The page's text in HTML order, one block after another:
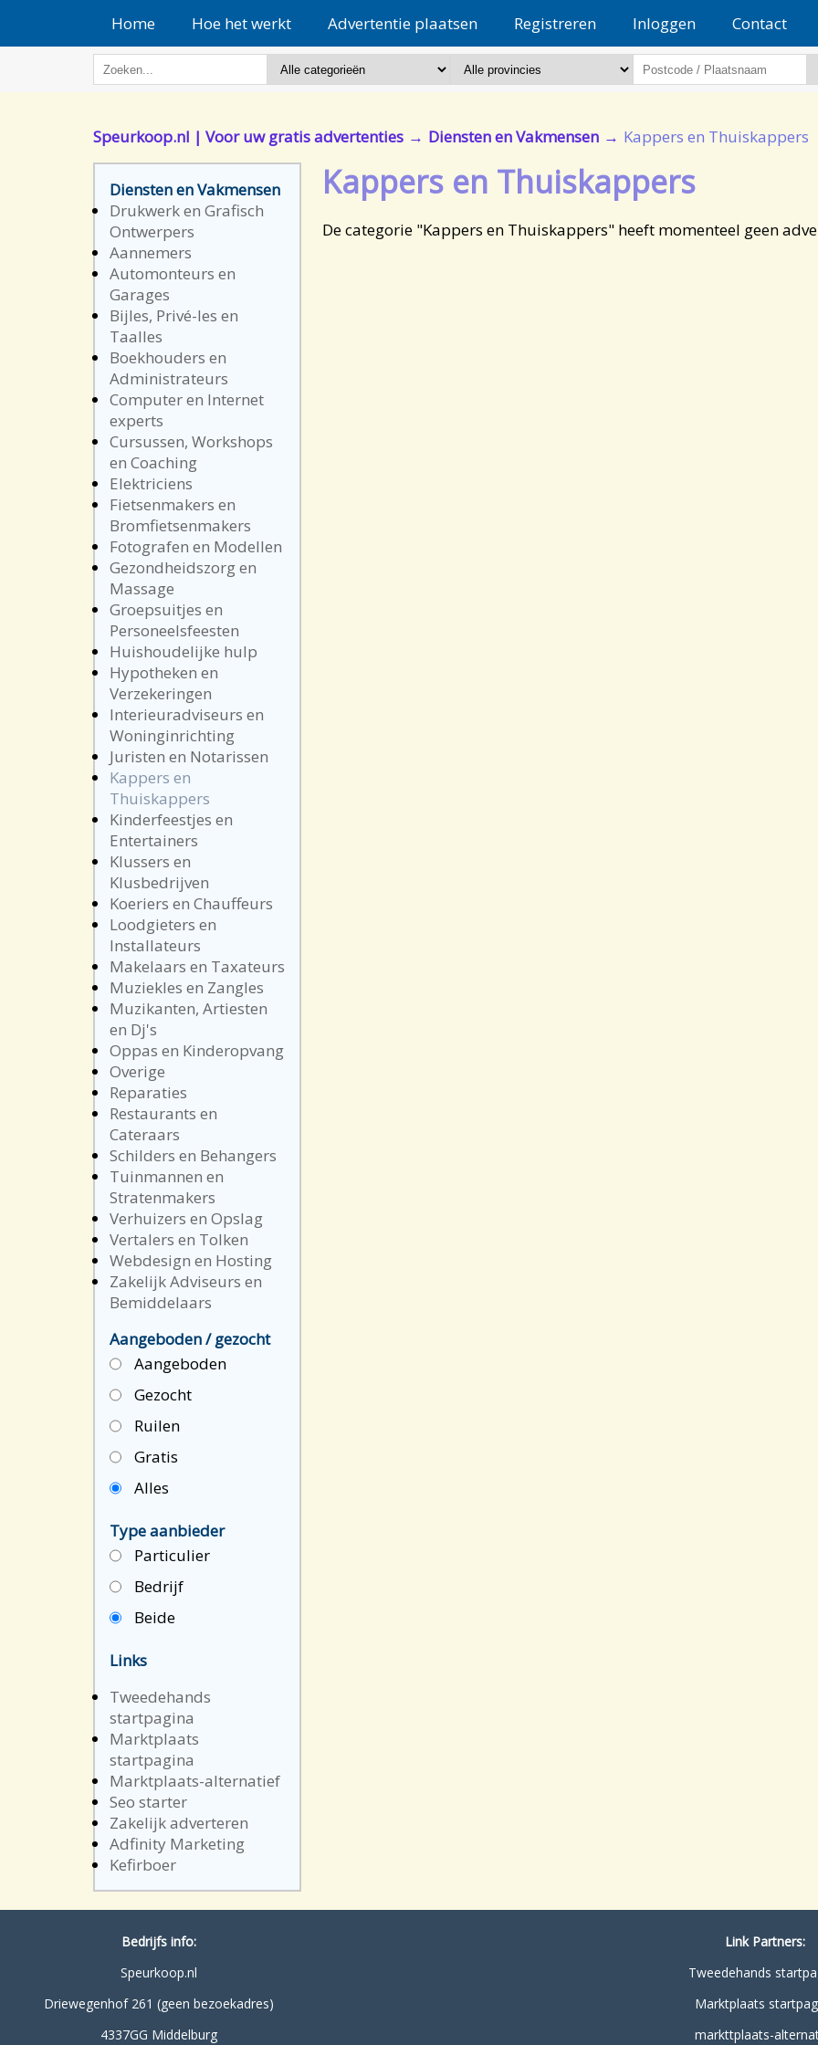
Home Hoe het werkt Advertentie plaatsen Registreren Inloggen Contact
Speurkoop.nl | Voor uw gratis advertenties Diensten en Vakmensen Kappers en Thuiskappers
Diensten en Vakmensen
Drukwerk en Grafisch
Ontwerpers
Aannemers
Automonteurs en
Garages
Bijles, Privé-les en
Taalles
Boekhouders en
Administrateurs
Computer en Internet
experts
Cursussen, Workshops
en Coaching
Elektriciens
Fietsenmakers en
Bromfietsenmakers
Fotografen en Modellen
Gezondheidszorg en
Massage
Groepsuitjes en
Personeelsfeesten
Huishoudelijke hulp
Hypotheken en
Verzekeringen
Interieuradviseurs en
Woninginrichting
Juristen en Notarissen
Kappers en
Thuiskappers
Kinderfeestjes en
Entertainers
Klussers en
Klusbedrijven
Koeriers en Chauffeurs
Loodgieters en
Installateurs
Makelaars en Taxateurs
Muziekles en Zangles
Muzikanten, Artiesten
en Dj's
Oppas en Kinderopvang
Overige
Reparaties
Restaurants en
Cateraars
Schilders en Behangers
Tuinmannen en
Stratenmakers
Verhuizers en Opslag
Vertalers en Tolken
Webdesign en Hosting
Zakelijk Adviseurs en
Bemiddelaars
Aangeboden / gezocht
Aangeboden
Gezocht
Ruilen
Gratis
Alles
Type aanbieder
Particulier
Bedrijf
Beide
Links
Tweedehands
startpagina
Marktplaats
startpagina
Marktplaats-alternatief
Seo starter
Zakelijk adverteren
Adfinity Marketing
Kefirboer
Kappers en Thuiskappers
De categorie "Kappers en Thuiskappers" heeft momenteel geen
Bedrijfs info:
Speurkoop.nl
Driewegenhof 261 (geen bezoekadres)
4337GG Middelburg
Link Partners:
Tweedehands
Marktplaats
markttplaats-